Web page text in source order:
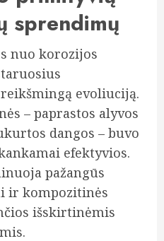
sprendimų
nuo korozijos
evoliuciją.
– paprastos alyvos
dangos – buvo
efektyvios.
pažangūs
ir kompozitinės
išskirtinėmis